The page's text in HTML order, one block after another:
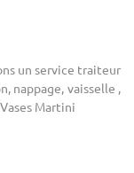
un service traiteur
nappage, vaisselle ,
Martini